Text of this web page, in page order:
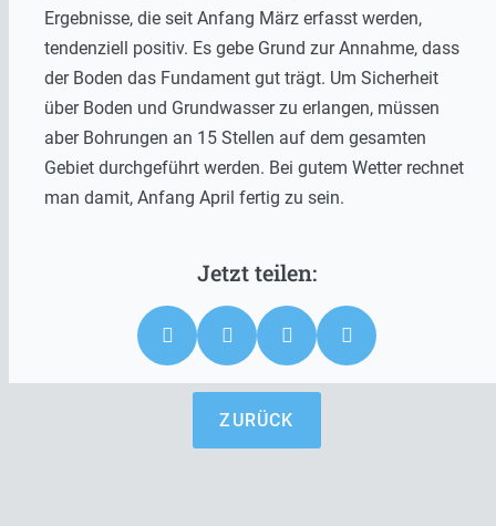
Ergebnisse, die seit Anfang März erfasst werden,
tendenziell positiv. Es gebe Grund zur Annahme, dass
der Boden das Fundament gut trägt. Um Sicherheit
über Boden und Grundwasser zu erlangen, müssen
aber Bohrungen an 15 Stellen auf dem gesamten
Gebiet durchgeführt werden. Bei gutem Wetter rechnet
man damit, Anfang April fertig zu sein.
ZURÜCK